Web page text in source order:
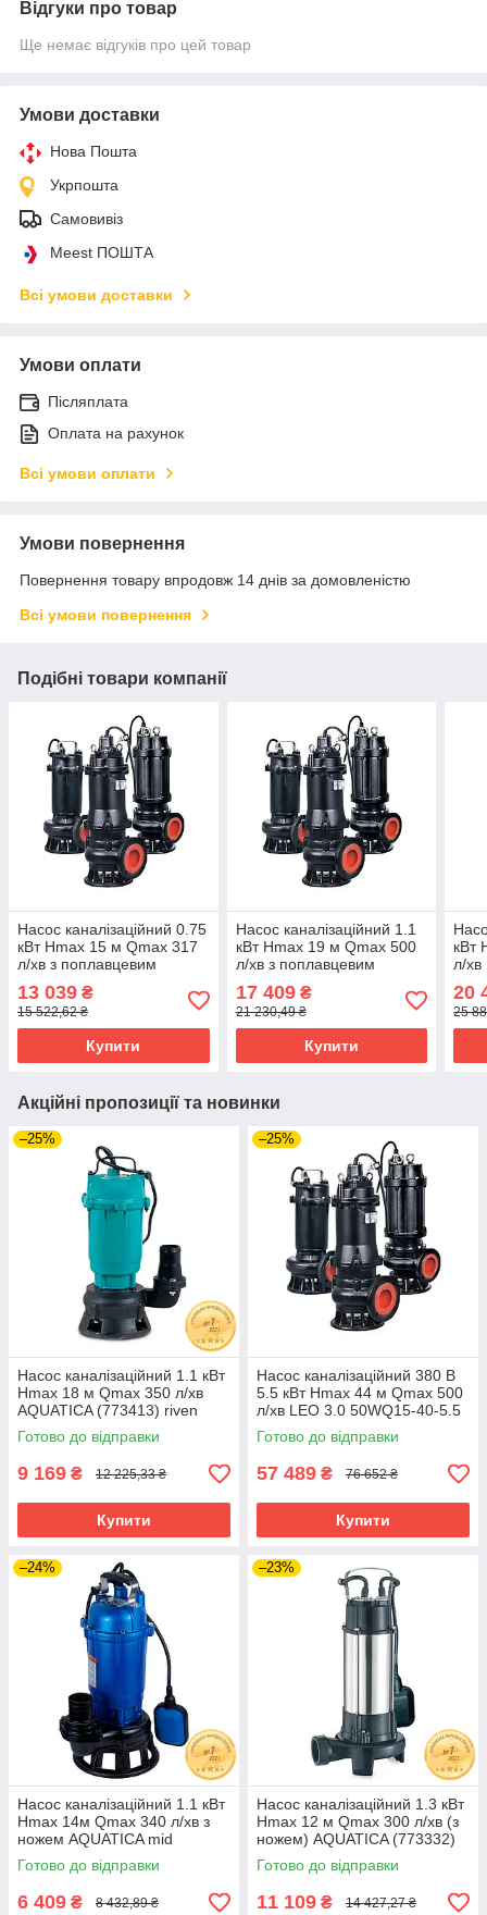
Відгуки про товар
Ще немає відгуків про цей товар
Умови доставки
Нова Пошта
Укрпошта
Самовивіз
Meest ПОШТА
Всі умови доставки
Умови оплати
Післяплата
Оплата на рахунок
Всі умови оплати
Умови повернення
Повернення товару впродовж 14 днів за домовленістю
Всі умови повернення
Подібні товари компанії
Насос каналізаційний 0.75
кВт Hmax 15 м Qmax 317
л/хв з поплавцевим
вимикачем LEO 3.0
50WQD10-10-0.75F riven
13 039 ₴
15 522,62 ₴
Купити
Насос каналізаційний 1.1
кВт Hmax 19 м Qmax 500
л/хв з поплавцевим
вимикачем LEO 3.0
50WQD8-16-1.1F (773812)
riven
17 409₴
21 230,49 ₴
Купити
кВт
л/хв
20
25
Акційні пропозиції та новинки
–25%
Насос каналізаційний 1.1 кВт
Hmax 18 м Qmax 350 л/хв
AQUATICA (773413) riven
Готово до відправки
9 169 ₴ 12 225,33 ₴
Купити
–25%
Насос каналізаційний 380 В
5.5 кВт Hmax 44 м Qmax 500
л/хв LEO 3.0 50WQ15-40-5.5
(7738173) riven
Готово до відправки
57 489 ₴ 76 652 ₴
Купити
–24%
Насос каналізаційний 1.1 кВт
Hmax 14м Qmax 340 л/хв з
ножем AQUATICA mid
(773392) riven
Готово до відправки
6 409 ₴ 8 432,89 ₴
–23%
Насос каналізаційний 1.3 кВт
Hmax 12 м Qmax 300 л/хв (з
ножем) AQUATICA (773332)
riven
Готово до відправки
11 109 ₴ 14 427,27 ₴